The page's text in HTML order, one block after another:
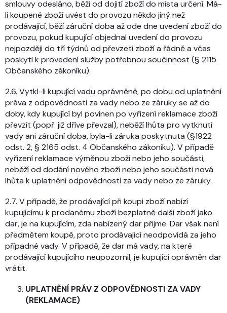
smlouvy odesláno, běží od dojití zboží do místa určení. Má-
li koupené zboží uvést do provozu někdo jiný než
prodávající, běží záruční doba až ode dne uvedení zboží do
provozu, pokud kupující objednal uvedení do provozu
nejpozději do tří týdnů od převzetí zboží a řádně a včas
poskytl k provedení služby potřebnou součinnost (§ 2115
Občanského zákoníku).
2.6. Vytkl-li kupující vadu oprávněně, po dobu od uplatnění
práva z odpovědnosti za vady nebo ze záruky se až do
doby, kdy kupující byl povinen po vyřízení reklamace zboží
převzít (popř. již dříve převzal), neběží lhůta pro vytknutí
vady ani záruční doba, byla-li záruka poskytnuta (§1922
odst. 2, § 2165 odst. 4 Občanského zákoníku). V případě
vyřízení reklamace výměnou zboží nebo jeho součásti,
neběží od dodání nového zboží nebo jeho součásti nová
lhůta k uplatnění odpovědnosti za vady nebo ze záruky.
2.7. V případě, že prodávající při koupi zboží nabízí
kupujícímu k prodanému zboží bezplatně další zboží jako
dar, je na kupujícím, zda nabízený dar přijme. Dar však není
předmětem koupě, proto prodávající neodpovídá za jeho
případné vady. V případě, že dar má vady, na které
prodávající kupujícího neupozornil, je kupující oprávněn dar
vrátit.
UPLATNĚNÍ PRÁV Z ODPOVĚDNOSTI ZA VADY
(REKLAMACE)